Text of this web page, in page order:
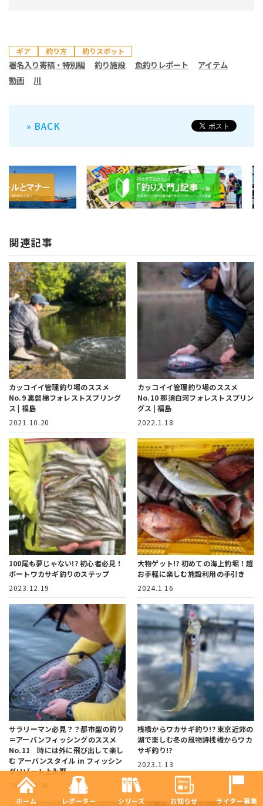
ギア 釣り方 釣りスポット
署名入り寄稿・特別編 釣り施設 魚釣りレポート
アイテム
動画
川
» BACK
関連記事
カッコイイ管理釣り場のススメ
No.9裏磐梯フォレストスプリング
ス | 福島
2021.10.20
カッコイイ管理釣り場のススメ
No.10那須白河フォレストスプリン
グス | 福島
2022.1.18
100尾も夢じゃない!?初心者必見！
ボートワカサギ釣りのステップ
2023.12.19
大物ゲット!? 初めての海上釣堀！超
お手軽に楽しむ施設利用の手引き
2024.1.16
サラリーマン必見？？都市型の釣り
＝アーバンフィッシングのススメ
No.11 時には外に飛び出して楽し
む アーバンスタイル in フィッシン
グリゾート上永野
2019.12.30
桟橋からワカサギ釣り!?東京近郊の
湖で楽しむ冬の風物詩桟橋からワカ
サギ釣り!?
2023.1.13
ホーム レポーター シリーズ お知らせ ライター募集